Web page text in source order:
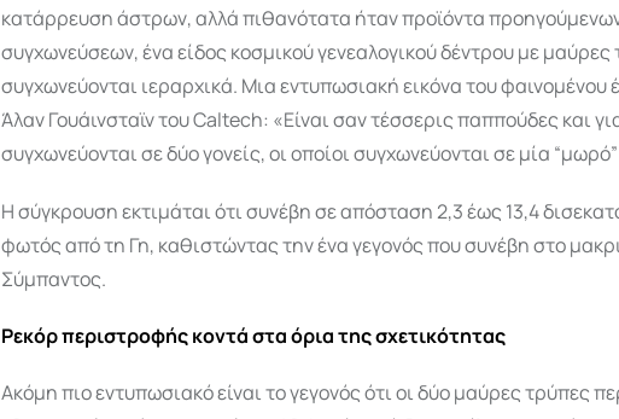
κατάρρευση άστρων, αλλά πιθανότατα ήταν προϊόντα
συγχωνεύσεων, ένα είδος κοσμικού γενεαλογικού δέντρου με
συγχωνεύονται ιεραρχικά. Μια εντυπωσιακή εικόνα του φαινομένου
Άλαν Γουάινσταϊν του Caltech: «Είναι σαν τέσσερις παππούδες και
συγχωνεύονται σε δύο γονείς, οι οποίοι συγχωνεύονται σε μία
Η σύγκρουση εκτιμάται ότι συνέβη σε απόσταση 2,3 έως 13,4
φωτός από τη Γη, καθιστώντας την ένα γεγονός που συνέβη στο
Σύμπαντος.
Ρεκόρ περιστροφής κοντά στα όρια της σχετικότητας
Ακόμη πιο εντυπωσιακό είναι το γεγονός ότι οι δύο μαύρες τρύπες